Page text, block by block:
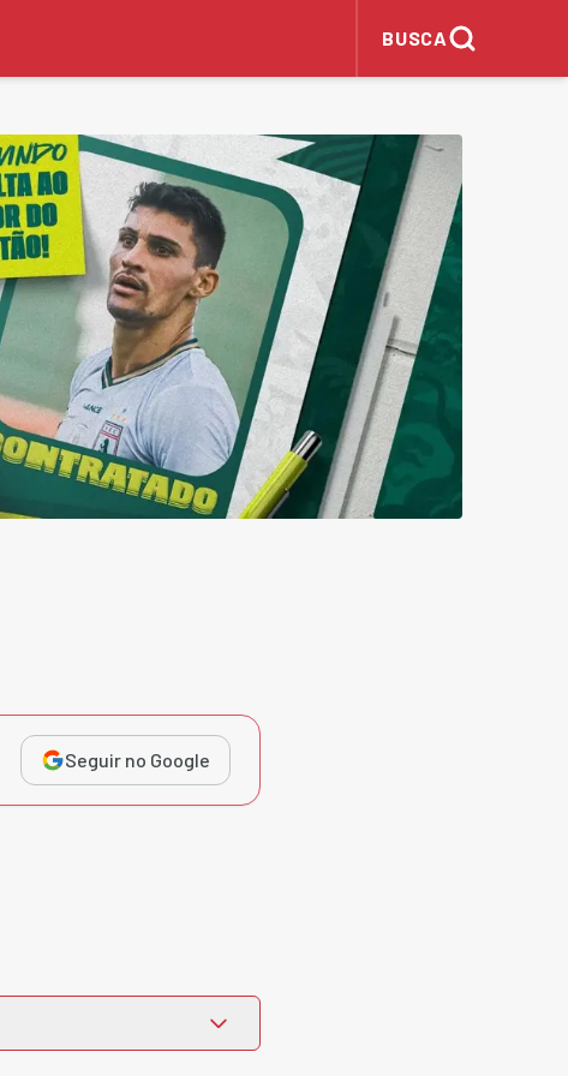
BUSCA
Seguir no Google